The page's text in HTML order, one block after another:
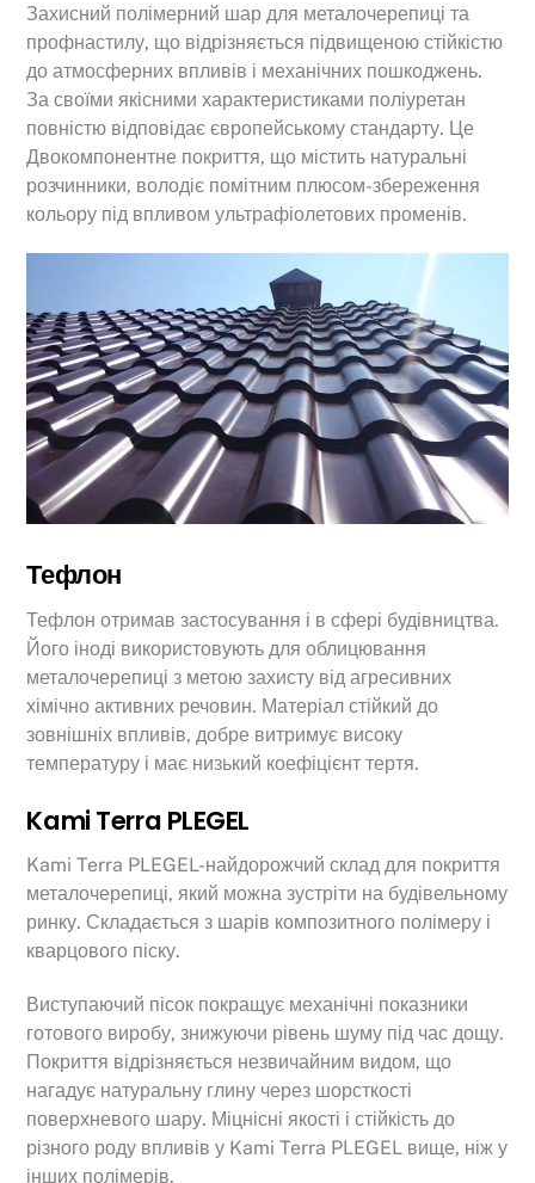
Захисний полімерний шар для металочерепиці та
профнастилу, що відрізняється підвищеною стійкістю
до атмосферних впливів і механічних пошкоджень.
За своїми якісними характеристиками поліуретан
повністю відповідає європейському стандарту. Це
Двокомпонентне покриття, що містить натуральні
розчинники, володіє помітним плюсом-збереження
кольору під впливом ультрафіолетових променів.
Тефлон
Тефлон отримав застосування і в сфері будівництва.
Його іноді використовують для облицювання
металочерепиці з метою захисту від агресивних
хімічно активних речовин. Матеріал стійкий до
зовнішніх впливів, добре витримує високу
температуру і має низький коефіцієнт тертя.
Kami Terra PLEGEL
Kami Terra PLEGEL-найдорожчий склад для покриття
металочерепиці, який можна зустріти на будівельному
ринку. Складається з шарів композитного полімеру і
кварцового піску.
Виступаючий пісок покращує механічні показники
готового виробу, знижуючи рівень шуму під час дощу.
Покриття відрізняється незвичайним видом, що
нагадує натуральну глину через шорсткості
поверхневого шару. Міцнісні якості і стійкість до
різного роду впливів у Kami Terra PLEGEL вище, ніж у
інших полімерів.